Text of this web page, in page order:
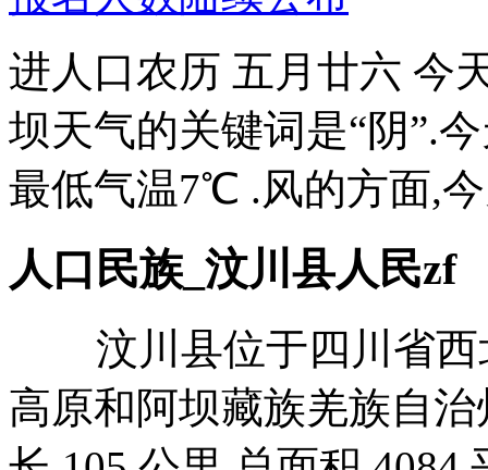
进人口农历 五月廿六 今
坝天气的关键词是“阴”.
最低气温7℃ .风的方面,
人口民族_汶川县人民zf
汶川县位于四川省西
高原和阿坝藏族羌族自